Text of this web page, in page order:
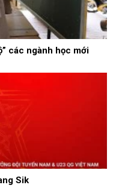
các ngành học mới
Sik